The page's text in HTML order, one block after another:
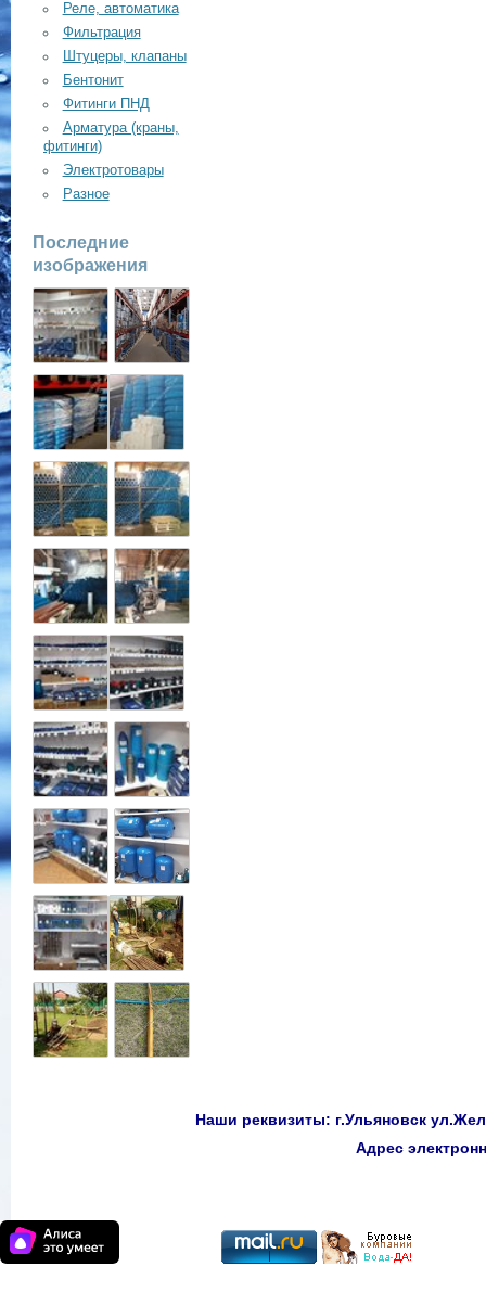
Реле, автоматика
Фильтрация
Штуцеры, клапаны
Бентонит
Фитинги ПНД
Арматура (краны,
фитинги)
Электротовары
Разное
Последние
изображения
Наши реквизиты: г.Ульяновск
Адрес